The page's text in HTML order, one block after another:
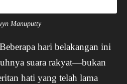
Manuputty
Beberapa hari belakangan ini
suara rakyat—bukan
hati yang telah lama